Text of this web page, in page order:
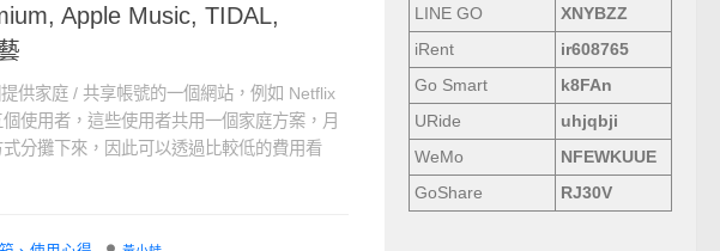
Apple Music, TIDAL,
供家庭 / 共享帳號的一個網站，例如 Netflix
使用者，這些使用者共用一個家庭方案，月
分攤下來，因此可以透過比較低的費用看
LINE GO
XNYBZZ
iRent
ir608765
Go Smart
k8FAn
URide
uhjqbji
WeMo
NFEWKUUE
GoShare
RJ30V